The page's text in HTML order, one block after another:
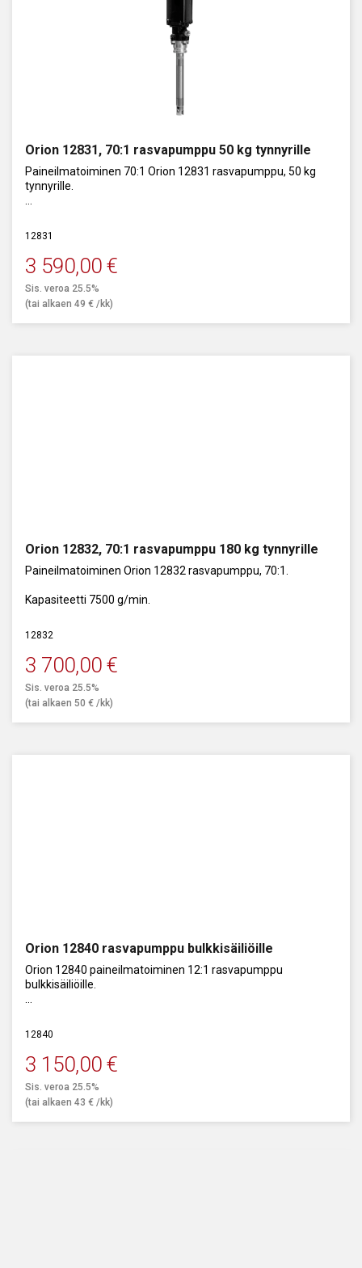
Orion 12831, 70:1 rasvapumppu 50 kg tynnyrille
Paineilmatoiminen 70:1 Orion 12831 rasvapumppu, 50 kg
tynnyrille.
12831
3 590,00 €
Sis. veroa 25.5%
(tai alkaen 49 € /kk)
Orion 12832, 70:1 rasvapumppu 180 kg tynnyrille
Paineilmatoiminen Orion 12832 rasvapumppu, 70:1.
Kapasiteetti 7500 g/min.
12832
3 700,00 €
Sis. veroa 25.5%
(tai alkaen 50 € /kk)
Orion 12840 rasvapumppu bulkkisäiliöille
Orion 12840 paineilmatoiminen 12:1 rasvapumppu
bulkkisäiliöille.
12840
3 150,00 €
Sis. veroa 25.5%
(tai alkaen 43 € /kk)